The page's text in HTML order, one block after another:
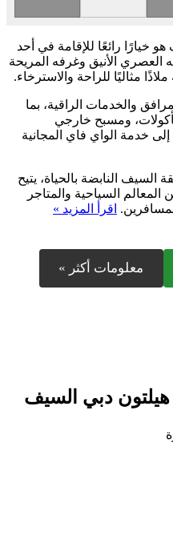
خيارًا رائعًا للإقامة في أحد
العصري الأنيق وغرفه المريحة
مثاليًا للراحة والاسترخاء.
والخدمات الراقية، بما
ومسبح خارجي
خدمة الواي فاي المجانية
النابضة بالحياة، يتيح
السياحية والمتاجر
اقرأ المزيد »
معلومات أكثر »
دبي السيف